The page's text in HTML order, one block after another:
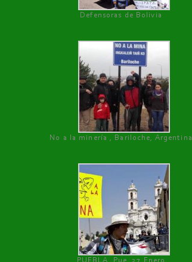
Defensoras de Bolivia
No a la minería , Bariloche, Argentina